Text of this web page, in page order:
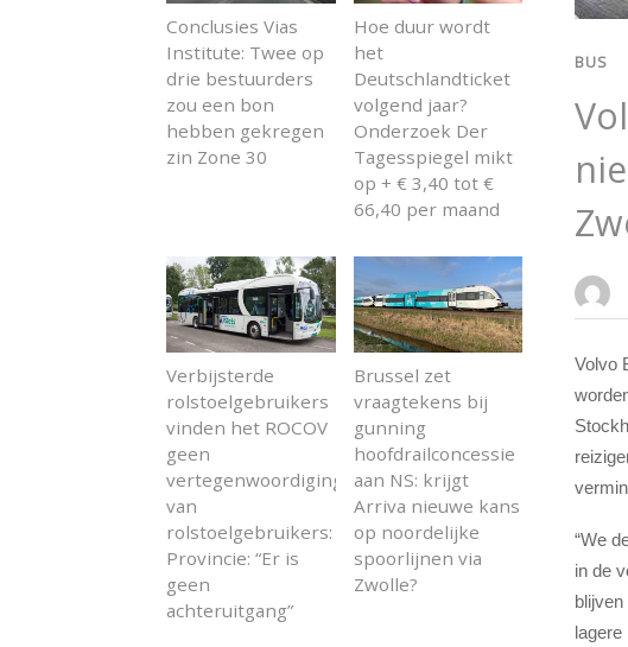
BUS
Volvo
“We
in de
lagere
Conclusies Vias
Institute: Twee op
drie bestuurders
zou een bon
hebben gekregen
zin Zone 30
Hoe duur wordt
het
Deutschlandticket
volgend jaar?
Onderzoek Der
Tagesspiegel mikt
op + € 3,40 tot €
66,40 per maand
Verbijsterde
rolstoelgebruikers
vinden het ROCOV
geen
vertegenwoordiging
van
rolstoelgebruikers:
Provincie: “Er is
geen
achteruitgang”
Brussel zet
vraagtekens bij
gunning
hoofdrailconcessie
aan NS: krijgt
Arriva nieuwe kans
op noordelijke
spoorlijnen via
Zwolle?